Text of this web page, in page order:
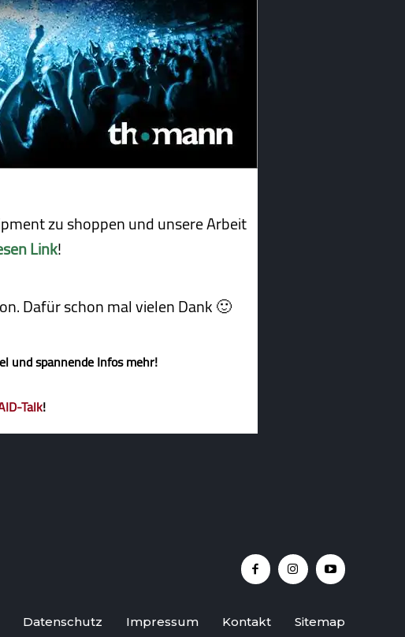
zu shoppen und unsere Arbeit
Link!
Dafür schon mal vielen Dank 🙂
und spannende Infos mehr!
Talk!
Datenschutz Impressum Kontakt Sitemap